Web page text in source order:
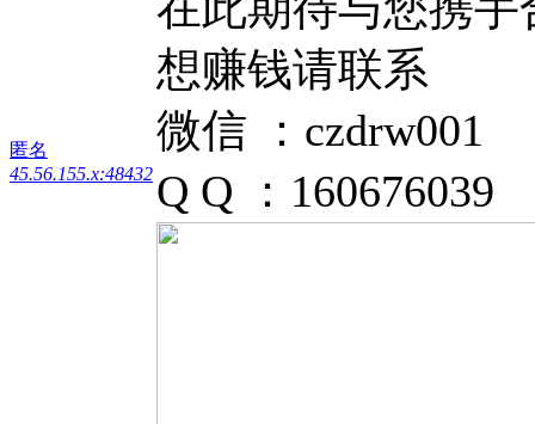
匿名
45.56.155.x:48432
想赚钱请联系
微信 ：czdrw001
Q Q ：160676039